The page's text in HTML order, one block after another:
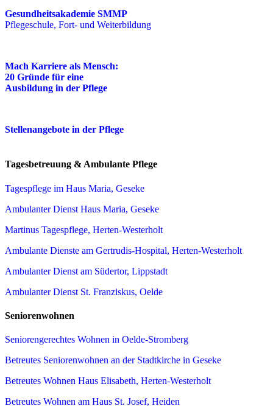
Gesundheitsakademie SMMP
Pflegeschule, Fort- und Weiterbildung
Mach Karriere als Mensch:
20 Gründe für eine
Ausbildung in der Pflege
Stellenangebote in der Pflege
Tagesbetreuung & Ambulante Pflege
Tagespflege im Haus Maria, Geseke
Ambulanter Dienst Haus Maria, Geseke
Martinus Tagespflege, Herten-Westerholt
Ambulante Dienste am Gertrudis-Hospital, Herten-Westerholt
Ambulanter Dienst am Südertor, Lippstadt
Ambulanter Dienst St. Franziskus, Oelde
Seniorenwohnen
Seniorengerechtes Wohnen in Oelde-Stromberg
Betreutes Seniorenwohnen an der Stadtkirche in Geseke
Betreutes Wohnen Haus Elisabeth, Herten-Westerholt
Betreutes Wohnen am Haus St. Josef, Heiden